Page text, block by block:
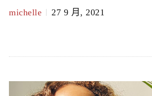
michelle 27 9 月, 2021